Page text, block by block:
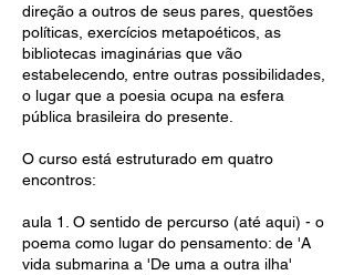
direção a outros de seus pares, questões
políticas, exercícios metapoéticos, as
bibliotecas imaginárias que vão
estabelecendo, entre outras possibilidades,
o lugar que a poesia ocupa na esfera
pública brasileira do presente.
O curso está estruturado em quatro
encontros:
aula 1. O sentido de percurso (até aqui) - o
poema como lugar do pensamento: de 'A
vida submarina a 'De uma a outra ilha'